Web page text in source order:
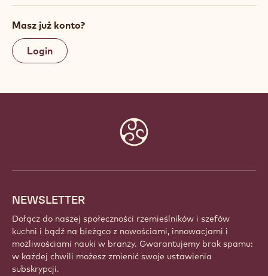
Masz już konto?
Login
NEWSLETTER
Dołącz do naszej społeczności rzemieślników i szefów
kuchni i bądź na bieżąco z nowościami, innowacjami i
możliwościami nauki w branży. Gwarantujemy brak spamu:
w każdej chwili możesz zmienić swoje ustawienia
subskrypcji.